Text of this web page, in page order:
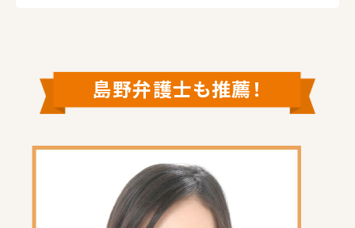
島野弁護士も推薦！